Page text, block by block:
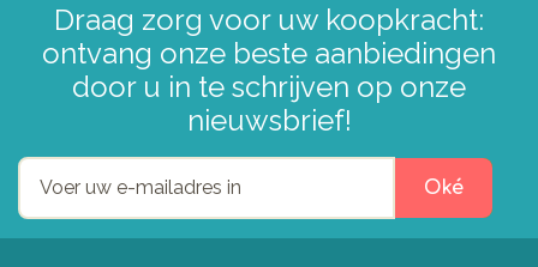
Draag zorg voor uw koopkracht:
ontvang onze beste aanbiedingen
door u in te schrijven op onze
nieuwsbrief!
Oké